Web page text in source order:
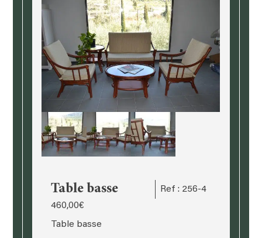
Table basse
Ref : 256-4
460,00€
Table basse